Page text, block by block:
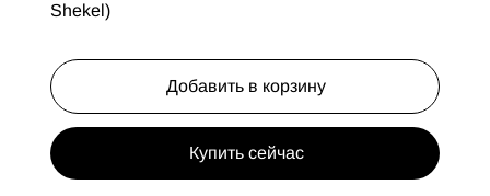
Shekel)
Добавить в корзину
Купить сейчас